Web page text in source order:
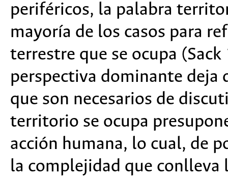
periféricos, la palabra
mayoría de los casos para
terrestre que se ocupa
perspectiva dominante deja
que son necesarios de
territorio se ocupa
acción humana, lo cual, de
la complejidad que conlleva